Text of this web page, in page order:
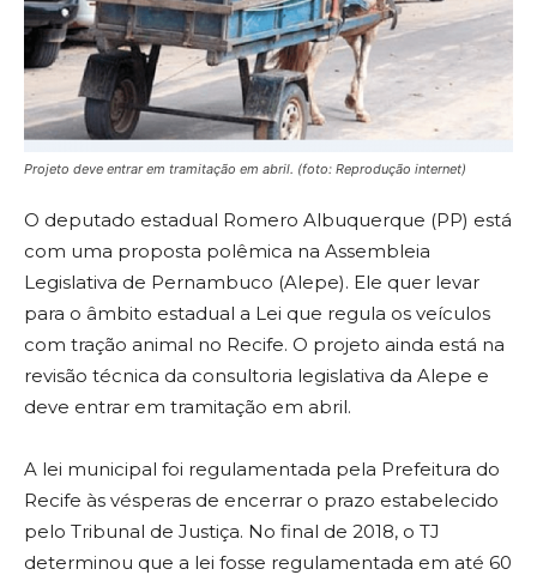
Projeto deve entrar em tramitação em abril. (foto: Reprodução internet)
O deputado estadual Romero Albuquerque (PP) está
com uma proposta polêmica na Assembleia
Legislativa de Pernambuco (Alepe). Ele quer levar
para o âmbito estadual a Lei que regula os veículos
com tração animal no Recife. O projeto ainda está na
revisão técnica da consultoria legislativa da Alepe e
deve entrar em tramitação em abril.
A lei municipal foi regulamentada pela Prefeitura do
Recife às vésperas de encerrar o prazo estabelecido
pelo Tribunal de Justiça. No final de 2018, o TJ
determinou que a lei fosse regulamentada em até 60